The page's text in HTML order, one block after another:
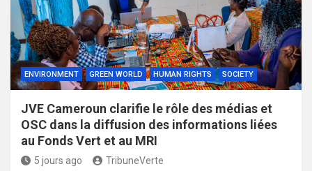
ENVIRONMENT GREEN WORLD HUMAN RIGHTS SOCIETY
JVE Cameroun clarifie le rôle des médias et
OSC dans la diffusion des informations liées
au Fonds Vert et au MRI
5 jours ago TribuneVerte